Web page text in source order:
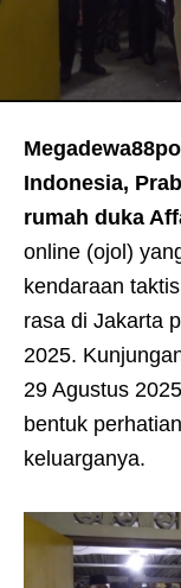
Indonesia,
rumah duka
online (ojol)
kendaraan
rasa di Jakarta
2025.
29 Agustus
bentuk
keluarganya.